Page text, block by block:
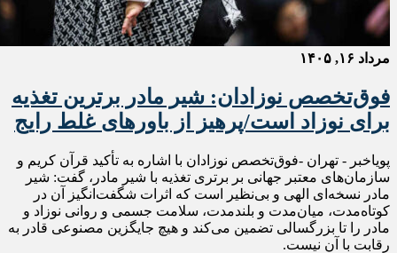
مرداد ۱۶, ۱۴۰۵
فوق‌تخصص نوزادان: شیر مادر برترین تغذیه
برای نوزاد است/پرهیز از باورهای غلط رایج
پویاخبر - تهران -فوق‌تخصص نوزادان با اشاره به تأکید قرآن کریم و
سازمان‌های معتبر جهانی بر برتری تغذیه با شیر مادر، گفت: شیر
مادر نسخه‌ای الهی و بی‌نظیر است که اثرات شگفت‌انگیز آن در
کوتاه‌مدت، میان‌مدت و بلندمدت، سلامت جسمی و روانی نوزاد و
مادر را تا بزرگسالی تضمین می‌کند و هیچ جایگزین مصنوعی قادر به
رقابت با آن نیست.